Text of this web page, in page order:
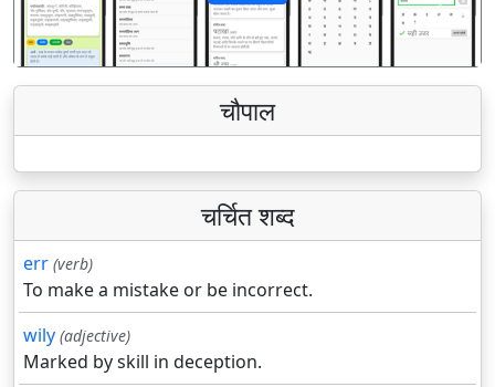
पिछला अगला
चौपाल
चर्चित शब्द
err (verb)
To make a mistake or be incorrect.
wily (adjective)
Marked by skill in deception.